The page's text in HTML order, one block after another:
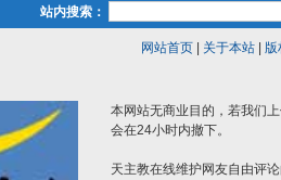
站内搜索：
网站首页| 关于本站| 版
本网站无商业目的，若我们
会在24小时内撤下。
天主教在线维护网友自由评